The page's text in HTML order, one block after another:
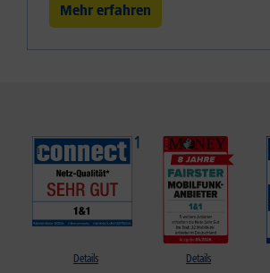
Mehr erfahren
Details Details